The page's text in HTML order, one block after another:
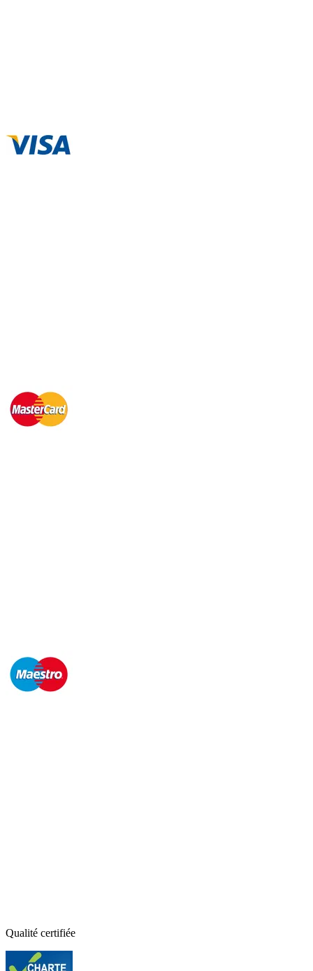
Qualité certifiée